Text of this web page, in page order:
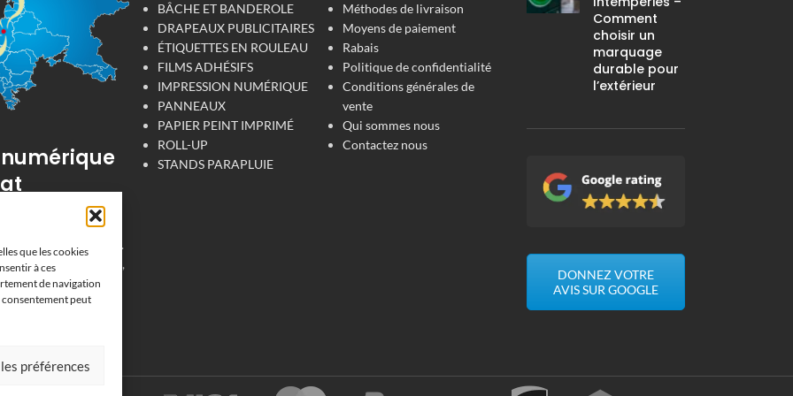
que les cookies
à ces
de navigation
consentement peut
préférences
de
votre entreprise.
tissu, film adhésive,
étiquettes et
en France, en
et au Luxembourg et
BÂCHE ET BANDEROLE
DRAPEAUX PUBLICITAIRES
ÉTIQUETTES EN ROULEAU
FILMS ADHÉSIFS
IMPRESSION NUMÉRIQUE
PANNEAUX
PAPIER PEINT IMPRIMÉ
ROLL-UP
STANDS PARAPLUIE
Méthodes de livraison
Moyens de paiement
Rabais
Politique de confidentialité
Conditions générales de
vente
Qui sommes nous
Contactez nous
Comment
choisir un
marquage
durable pour
l’extérieur
DONNEZ VOTRE
AVIS SUR GOOGLE